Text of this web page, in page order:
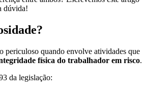
dúvida!
periculoso quando envolve atividades que
física do trabalhador em risco.
da legislação: